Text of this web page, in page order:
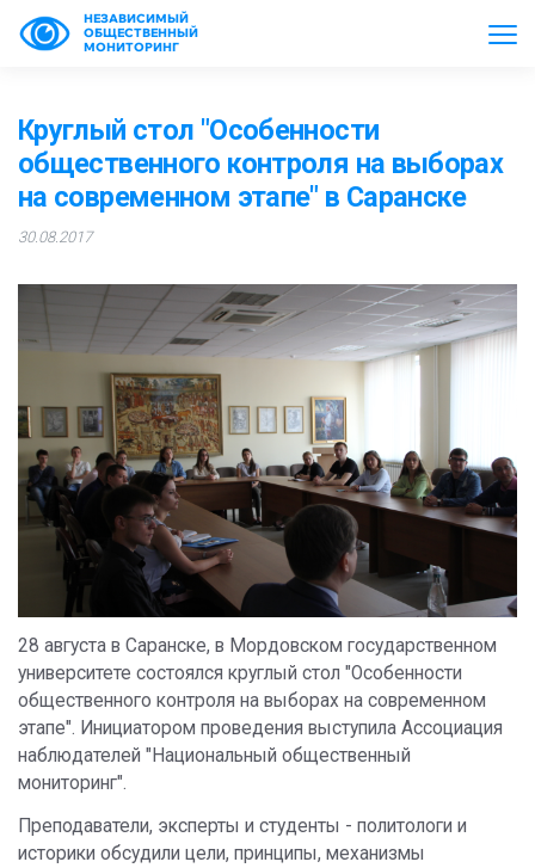
НЕЗАВИСИМЫЙ
ОБЩЕСТВЕННЫЙ
МОНИТОРИНГ
Круглый стол "Особенности
общественного контроля на выборах
на современном этапе" в Саранске
30.08.2017
28 августа в Саранске, в Мордовском государственном
университете состоялся круглый стол "Особенности
общественного контроля на выборах на современном
этапе". Инициатором проведения выступила Ассоциация
наблюдателей "Национальный общественный
мониторинг".
Преподаватели, эксперты и студенты - политологи и
историки обсудили цели, принципы, механизмы